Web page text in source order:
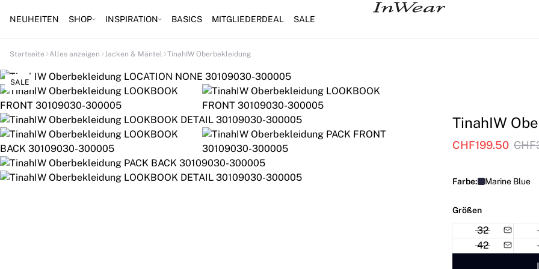
NEUHEITEN SHOP INSPIRATION BASICS MITGLIEDERDEAL SALE
Startseite Alles anzeigen Jacken & Mäntel TinahIW Oberbekleidung
SALE
TinahIW
CHF199.50
Farbe: Marine Blue
Größen
32
42